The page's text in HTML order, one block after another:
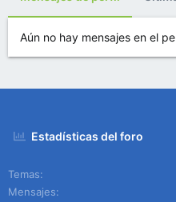
Aún no hay mensajes en el
Estadísticas del foro
Temas
Mensajes